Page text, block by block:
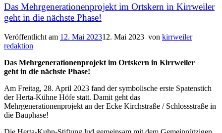
Das Mehrgenerationenprojekt im Ortskern in Kirrweiler
geht in die nächste Phase!
Veröffentlicht am 12. Mai 202312. Mai 2023 von kirrweiler
redaktion
Das Mehrgenerationenprojekt im Ortskern in Kirrweiler
geht in die nächste Phase!
Am Freitag, 28. April 2023 fand der symbolische erste Spatenstich
der Herta-Kühne Höfe statt. Damit geht das
Mehrgenerationenprojekt an der Ecke Kirchstraße / Schlossstraße in
die Bauphase!